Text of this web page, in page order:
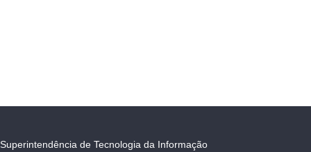
Superintendência de Tecnologia da Informação